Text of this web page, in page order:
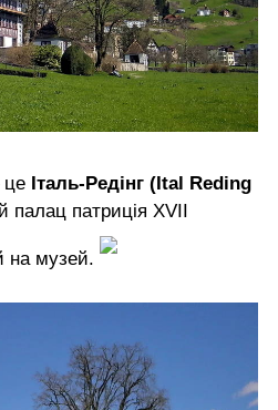
це Італь-Редінг (Ital Reding
палац патриція XVII
на музей.